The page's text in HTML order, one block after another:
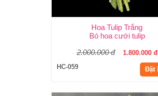
Hoa Tulip Trắng
Bó hoa cưới tulip
2.000.000 đ
1.800.000 đ
HC-059
Đặt